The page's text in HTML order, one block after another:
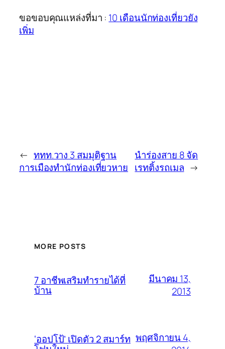
ขอขอบคุณแหล่งที่มา : 10 เดือนนักท่องเที่ยวยัง
เพิ่ม
← ททท.วาง 3 สมมุติฐาน
การเมืองทำนักท่องเที่ยวหาย
นำร่องสาย 8 จัด
เรทติ้งรถเมล →
MORE POSTS
7 อาชีพเสริมทำรายได้ที่
บ้าน
มีนาคม 13,
2013
‘ออปโป้’ เปิดตัว 2 สมาร์ท พฤศจิกายน 4,